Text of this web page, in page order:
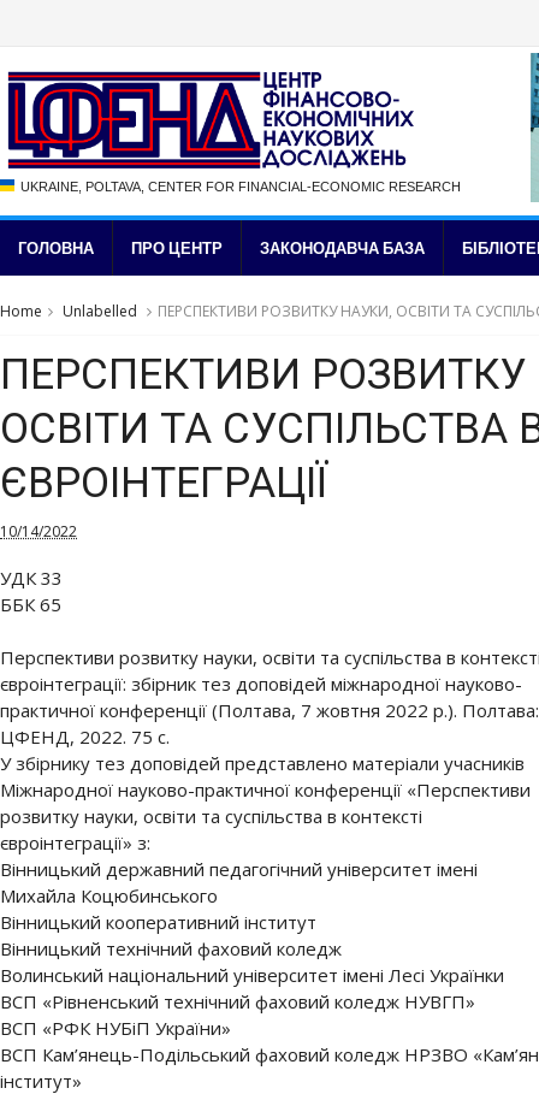
UKRAINE, POLTAVA, CENTER FOR FINANCIAL-ECONOMIC RESEARCH
ГОЛОВНА ПРО ЦЕНТР ЗАКОНОДАВЧА БАЗА
Home Unlabelled ПЕРСПЕКТИВИ РОЗВИТКУ НАУКИ, ОСВІТИ ТА
ПЕРСПЕКТИВИ РОЗВИТКУ
ОСВІТИ ТА СУСПІЛЬСТВА
ЄВРОІНТЕГРАЦІЇ
10/14/2022
УДК 33
ББК 65
Перспективи розвитку науки, освіти та суспільства в
євроінтеграції: збірник тез доповідей міжнародної науково-
практичної конференції (Полтава, 7 жовтня 2022 р.). Полтава:
ЦФЕНД, 2022. 75 с.
У збірнику тез доповідей представлено матеріали учасників
Міжнародної науково-практичної конференції «Перспективи
розвитку науки, освіти та суспільства в контексті
євроінтеграції» з:
Вінницький державний педагогічний університет імені
Михайла Коцюбинського
Вінницький кооперативний інститут
Вінницький технічний фаховий коледж
Волинський національний університет імені Лесі Українки
ВСП «Рівненський технічний фаховий коледж НУВГП»
ВСП «РФК НУБіП України»
ВСП Кам’янець-Подільський фаховий коледж НРЗВО
інститут»